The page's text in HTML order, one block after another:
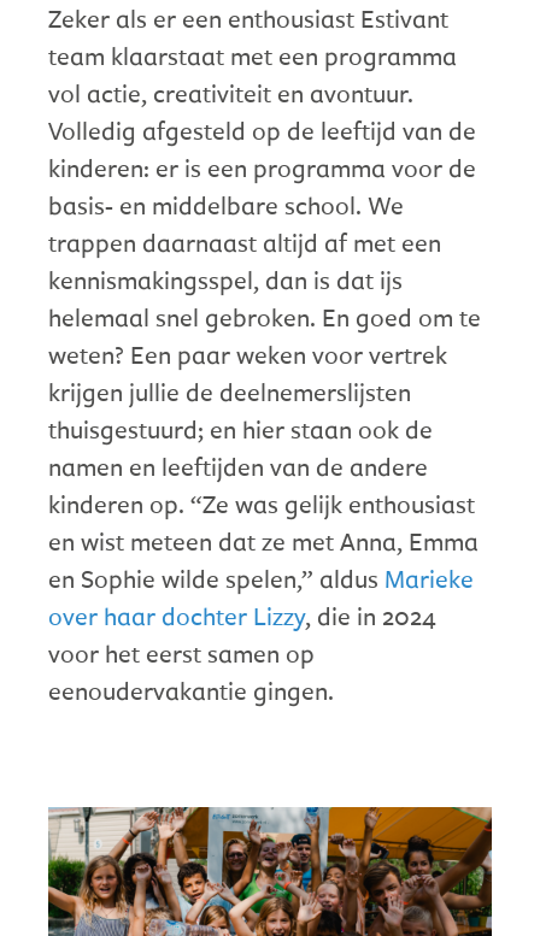
Zeker als er een enthousiast Estivant
team klaarstaat met een programma
vol actie, creativiteit en avontuur.
Volledig afgesteld op de leeftijd van de
kinderen: er is een programma voor de
basis- en middelbare school. We
trappen daarnaast altijd af met een
kennismakingsspel, dan is dat ijs
helemaal snel gebroken. En goed om te
weten? Een paar weken voor vertrek
krijgen jullie de deelnemerslijsten
thuisgestuurd; en hier staan ook de
namen en leeftijden van de andere
kinderen op. “Ze was gelijk enthousiast
en wist meteen dat ze met Anna, Emma
en Sophie wilde spelen,” aldus Marieke
over haar dochter Lizzy, die in 2024
voor het eerst samen op
eenoudervakantie gingen.